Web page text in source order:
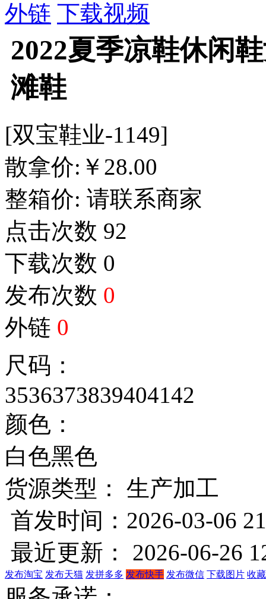
外链 下载视频
2022夏季凉鞋休闲
滩鞋
[双宝鞋业-1149]
散拿价: ￥ 28.00
整箱价: 请联系商家
点击次数 92
下载次数 0
发布次数 0
外链 0
尺码：
3536373839404142
颜色：
白色黑色
货源类型： 生产加工
首发时间：2026-03-06
最近更新： 2026-06-26
发布淘宝 发布天猫 发拼多多 发布快手 发布微信 下载图片 收